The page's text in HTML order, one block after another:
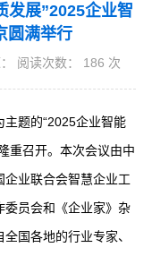
发展”2025企业智
圆满举行
阅读次数： 186 次
主题的“2025企业智能
重召开。本次会议由中
企业联合会智慧企业工
委员会和《企业家》杂
国各地的行业专家、